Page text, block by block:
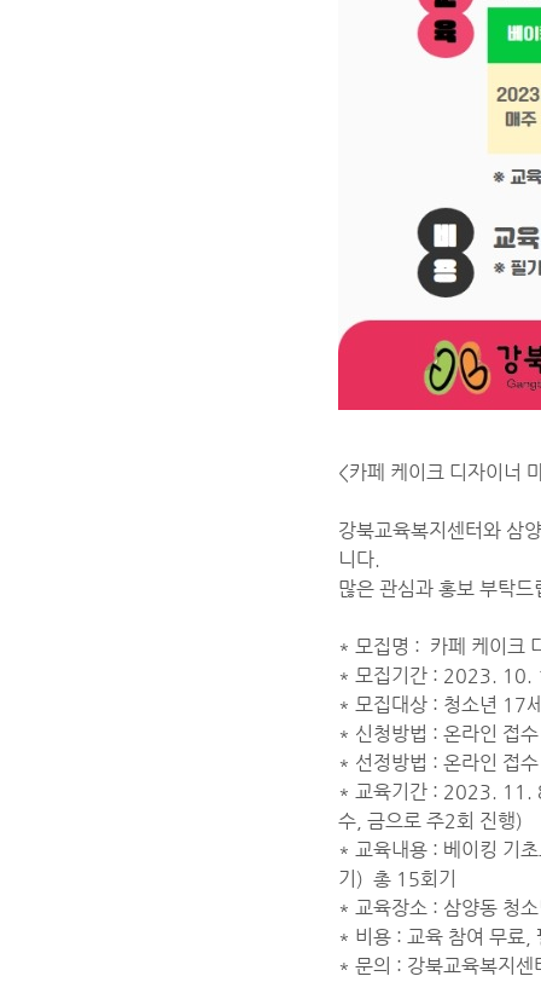
<카페 케이크 디자이너
강북교육복지센터와 삼
니다.
많은 관심과 홍보 부탁
* 모집명 : 카페 케이크
* 모집기간 : 2023.
* 모집대상 : 청소년 17
* 신청방법 : 온라인 접
* 선정방법 : 온라인 접
* 교육기간 : 2023. 11.
수, 금으로 주2회 진행)
* 교육내용 : 베이킹 기
기) 총 15회기
* 교육장소 : 삼양동 청
* 비용 : 교육 참여 무료,
* 문의 : 강북교육복지